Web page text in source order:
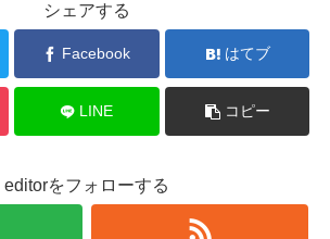
シェアする
Facebook はてブ
LINE コピー
editorをフォローする